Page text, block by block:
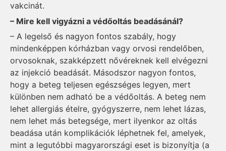
vakcinát.
– Mire kell vigyázni a védőoltás beadásánál?
– A legelső és nagyon fontos szabály, hogy
mindenképpen kórházban vagy orvosi rendelőben,
orvosoknak, szakképzett nővéreknek kell elvégezni
az injekció beadását. Másodszor nagyon fontos,
hogy a beteg teljesen egészséges legyen, mert
különben nem adható be a védőoltás. A beteg nem
lehet allergiás ételre, gyógyszerre, nem lehet lázas,
nem lehet más betegsége, mert ilyenkor az oltás
beadása után komplikációk léphetnek fel, amelyek,
mint a legutóbbi magyarországi eset is bizonyítja (a